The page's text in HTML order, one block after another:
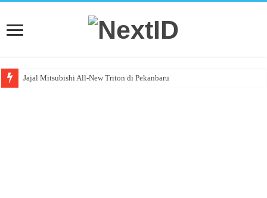
Jajal Mitsubishi All-New Triton di Pekanbaru